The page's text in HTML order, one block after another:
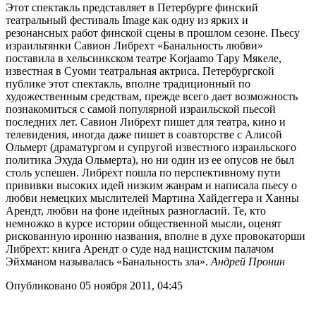
Этот спектакль представляет в Петербурге финский
театральный фестиваль Image как одну из ярких и
резонансных работ финской сцены в прошлом сезоне. Пьесу
израильтянки Савион Либрехт «Банальность любви»
поставила в хельсинкском театре Korjaamo Тару Мякеле,
известная в Суоми театральная актриса. Петербургской
публике этот спектакль, вполне традиционный по
художественным средствам, прежде всего дает возможность
познакомиться с самой популярной израильской пьесой
последних лет. Савион Либрехт пишет для театра, кино и
телевидения, иногда даже пишет в соавторстве с Алисой
Ольмерт (драматургом и супругой известного израильского
политика Эхуда Ольмерта), но ни один из ее опусов не был
столь успешен. Либрехт пошла по перспективному пути
прививки высоких идей низким жанрам и написала пьесу о
любви немецких мыслителей Мартина Хайдеггера и Ханны
Арендт, любви на фоне идейных разногласий. Те, кто
немножко в курсе истории общественной мысли, оценят
рискованную иронию названия, вполне в духе провокаторши
Либрехт: книга Арендт о суде над нацистским палачом
Эйхманом называлась «Банальность зла». Андрей Пронин
Опубликовано 05 ноября 2011, 04:45